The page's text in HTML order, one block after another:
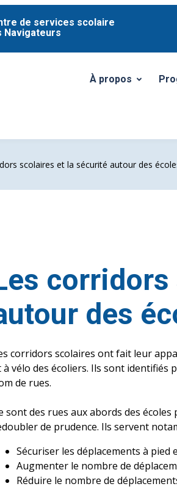
de services scolaire
Navigateurs
À propos
Ouvrir/Fermer le
scolaires et la sécurité autour des
des
corridors scolaires ont fait leur
à vélo des écoliers. Ils sont identifiés
de rues.
sont des rues aux abords des
de prudence. Ils servent
Sécuriser les déplacements à pied
Augmenter le nombre de
Réduire le nombre de